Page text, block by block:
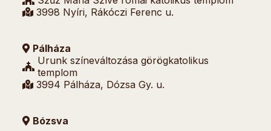
3998 Nyíri, Rákóczi Ferenc u.
Pálháza
Urunk színeváltozása görögkatolikus
templom
3994 Pálháza, Dózsa Gy. u.
Bózsva